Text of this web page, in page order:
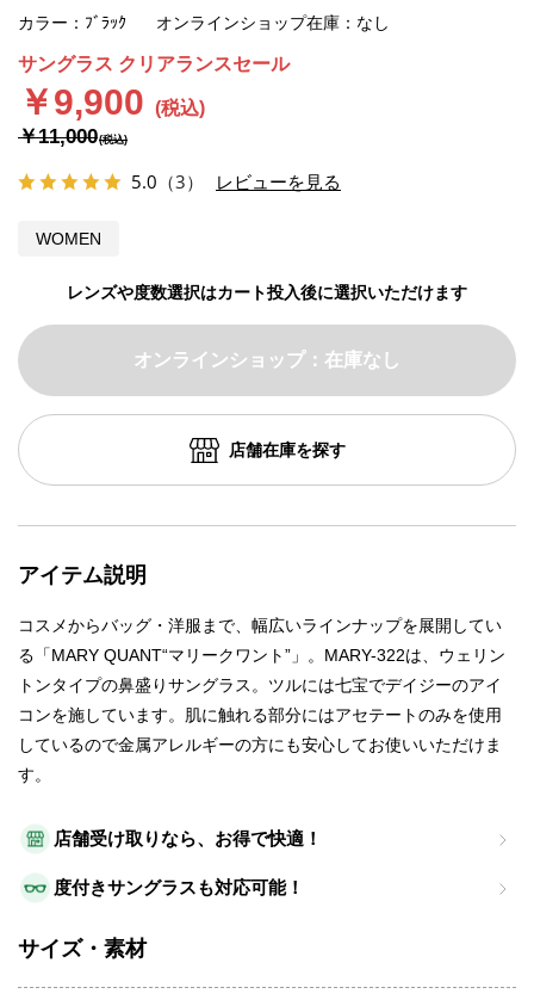
5.0 （3） レビューを見る
WOMEN
カラー：ﾌﾞﾗｯｸ オンラインショップ在庫：なし
レンズや度数選択はカート投入後に選択いただけます
サングラス クリアランスセール
￥9,900
￥11,000
店舗受け取りなら、お得で快適！
度付きサングラスも対応可能！
オンラインショップ：在庫なし
店舗在庫を探す
アイテム説明
コスメからバッグ・洋服まで、幅広いラインナップを展開してい
る「MARY QUANT“マリークワント”」。MARY-322は、ウェリン
トンタイプの鼻盛りサングラス。ツルには七宝でデイジーのアイ
コンを施しています。肌に触れる部分にはアセテートのみを使用
しているので金属アレルギーの方にも安心してお使いいただけま
す。
サイズ・素材